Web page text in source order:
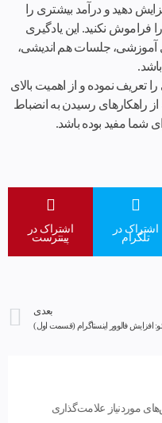
دهید و درآمد بیشتری را
فراموش نکنید. این یادگیری
آموزشی، جلسات هم اندیشی،
نموده و از اهمیت بالای
راهکارهای رسیدن به انضباط
شما مفید بوده باشد.
اشتراک در
تلگرام
اشتراک در
پینترست
بعدی
افزایش فالوور اینستاگرام (قسمت اول)
موردنیاز علامت‌گذاری